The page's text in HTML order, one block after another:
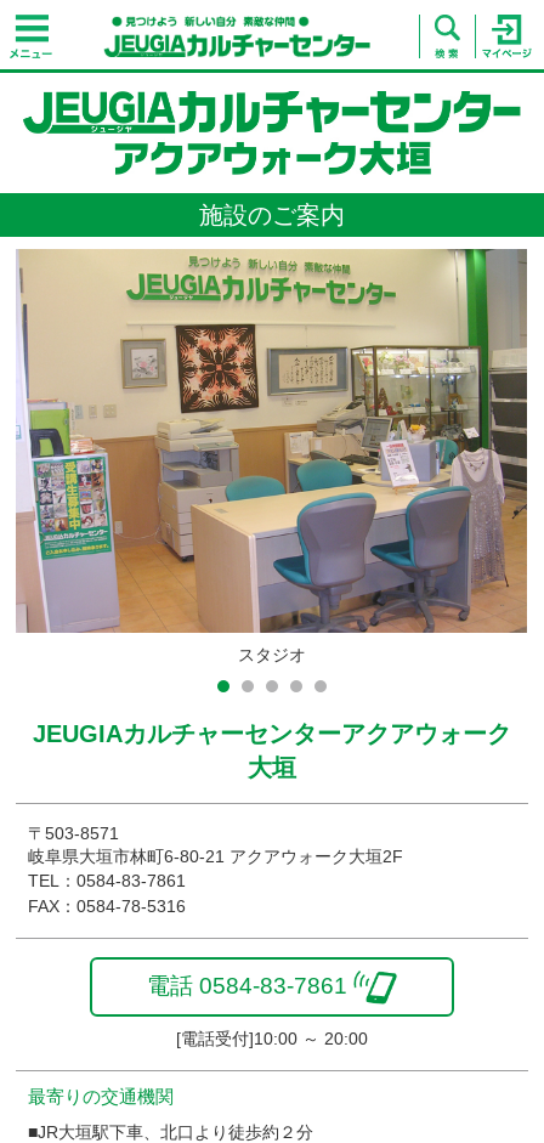
施設のご案内
スタジオ
JEUGIAカルチャーセンターアクアウォーク
大垣
〒503-8571
岐阜県大垣市林町6-80-21 アクアウォーク大垣2F
TEL：0584-83-7861
FAX：0584-78-5316
電話 0584-83-7861
[電話受付]10:00 ～ 20:00
最寄りの交通機関
■JR大垣駅下車、北口より徒歩約２分